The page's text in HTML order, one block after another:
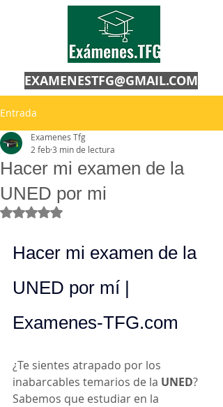
EXAMENESTFG@GMAIL.COM
Entrada
Hacer mi examen de la
UNED por mi
Examenes Tfg
2 feb3 min de lectura
Obtuvo NaN de 5 estrellas.
Hacer mi examen de la
UNED por mí |
Examenes-TFG.com
¿Te sientes atrapado por los
inabarcables temarios de la UNED?
Sabemos que estudiar en la